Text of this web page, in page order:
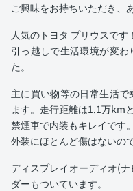
ご興味をお持ちいただき、
人気のトヨタ プリウスです！
引っ越しで生活環境が変
た。
主に買い物等の日常生活
ます。走行距離は1.1万km
禁煙車で内装もキレイです。
外装にほとんど傷はないの
ディスプレイオーディオ(
ダーもついています。